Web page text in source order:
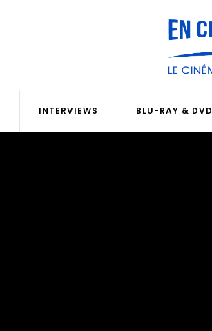
INTERVIEWS BLU-RAY & DVD